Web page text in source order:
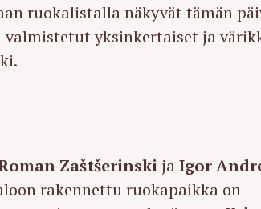
ruokalistalla näkyvät tämän
yksinkertaiset ja
Zaštšerinski jaIgor
rakennettu ruokapaikka on
Press Esc to cancel.